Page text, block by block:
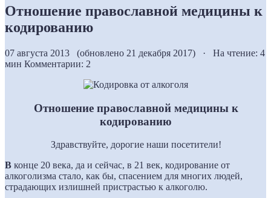
Отношение православной медицины к
кодированию
07 августа 2013 (обновлено 21 декабря 2017) · На чтение: 4
мин Комментарии: 2
Отношение православной медицины к
кодированию
Здравствуйте, дорогие наши посетители!
В конце 20 века, да и сейчас, в 21 век, кодирование от
алкоголизма стало, как бы, спасением для многих людей,
страдающих излишней пристрастью к алкоголю.